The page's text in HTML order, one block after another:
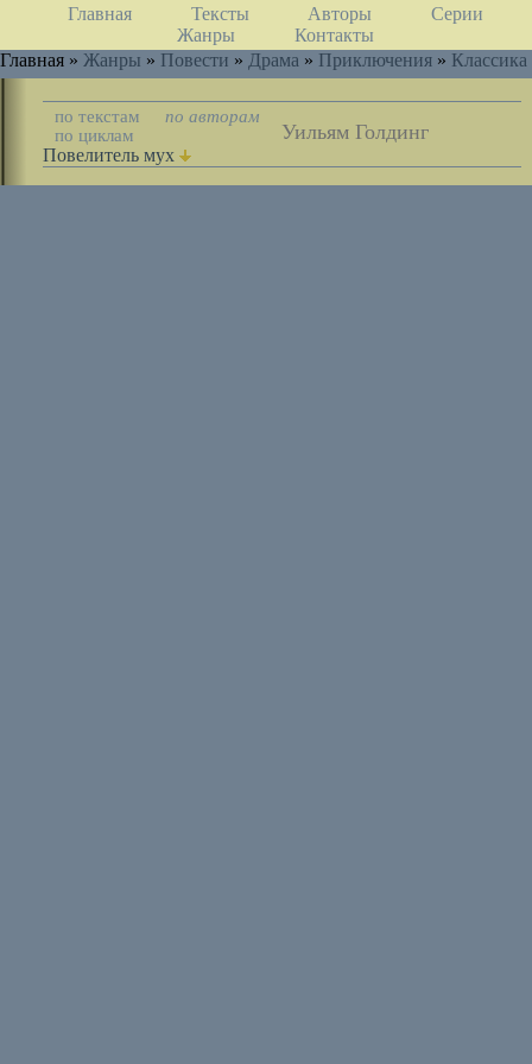
Главная Тексты Авторы
Серии
Жанры
Контакты
Главная » Жанры » Повести » Драма » Приключения » Классика
по текстам
по авторам
по циклам
Уильям Голдинг
Повелитель мух